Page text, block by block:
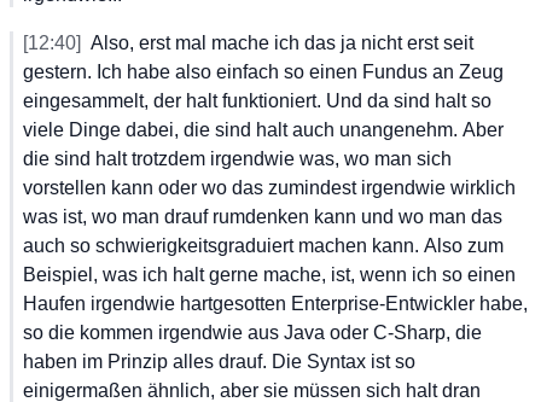
[12:40] Also, erst mal mache ich das ja nicht erst seit
gestern. Ich habe also einfach so einen Fundus an Zeug
eingesammelt, der halt funktioniert. Und da sind halt so
viele Dinge dabei, die sind halt auch unangenehm. Aber
die sind halt trotzdem irgendwie was, wo man sich
vorstellen kann oder wo das zumindest irgendwie wirklich
was ist, wo man drauf rumdenken kann und wo man das
auch so schwierigkeitsgraduiert machen kann. Also zum
Beispiel, was ich halt gerne mache, ist, wenn ich so einen
Haufen irgendwie hartgesotten Enterprise-Entwickler habe,
so die kommen irgendwie aus Java oder C-Sharp, die
haben im Prinzip alles drauf. Die Syntax ist so
einigermaßen ähnlich, aber sie müssen sich halt dran